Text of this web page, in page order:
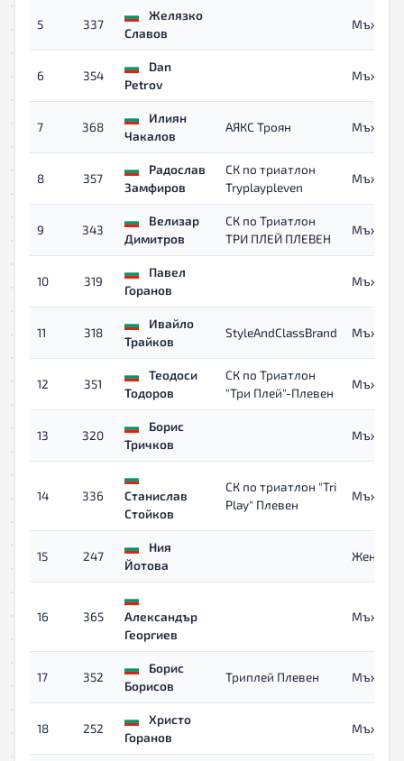
5 337
Желязко
Славов
Мъже
6 354
Dan
Petrov
Мъже
7 368
Илиян
Чакалов
АЯКС Троян Мъже
8 357
Радослав
Замфиров
СК по триатлон
Tryplaypleven
Мъже
9 343
Велизар
Димитров
СК по Триатлон
ТРИ ПЛЕЙ ПЛЕВЕН
Мъже
10 319
Павел
Горанов
Мъже
11 318
Ивайло
Трайков
StyleAndClassBrand Мъже
12 351
Теодоси
Тодоров
СК по Триатлон
"Три Плей"-Плевен
Мъже
13 320
Борис
Тричков
Мъже
14 336
Станислав
Стойков
СК по триатлон "Tri
Play" Плевен
Мъже
15 247
Ния
Йотова
Жени
16 365
Александър
Георгиев
Мъже
17 352
Борис
Борисов
Триплей Плевен Мъже
18 252
Христо
Горанов
Мъже